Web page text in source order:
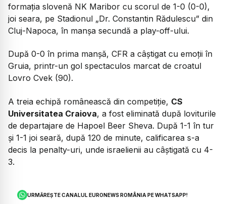
formaţia slovenă NK Maribor cu scorul de 1-0 (0-0),
joi seara, pe Stadionul „Dr. Constantin Rădulescu” din
Cluj-Napoca, în manşa secundă a play-off-ului.
După 0-0 în prima manşă, CFR a câştigat cu emoţii în
Gruia, printr-un gol spectaculos marcat de croatul
Lovro Cvek (90).
A treia echipă românească din competiție, CS
Universitatea Craiova, a fost eliminată după loviturile
de departajare de Hapoel Beer Sheva. După 1-1 în tur
și 1-1 joi seară, după 120 de minute, calificarea s-a
decis la penalty-uri, unde israelienii au câștigată cu 4-
3.
URMĂREȘTE CANALUL EURONEWS ROMÂNIA PE WHATSAPP!